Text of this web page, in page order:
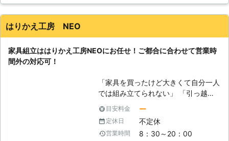
は、多くのお客様が出来上がりの写真
立について詳しい表記あまり載ってい
ない場合があります。また掲載されて
いたとしても、小さい文字であったり
して見逃してしまう事もあるでしょ
う。そうしたことで、いざ注文の商品
はりかえ工房 NEO
家具組立ははりかえ工房NEOにお任せ！ご都合に合わせて営業時
間外の対応可！
「家具を買ったけど大きくて自分一人
では組み立てられない」 「引っ越し
をして家具が多く大変だから組み立て
るのを手伝って欲しい」 「家具の組
立が苦手だから依頼したい」 このよ
うなときには、ぜひとも「はりかえ工
目安料金 ー
定休日 不定休
営業時間 8：30～20：00